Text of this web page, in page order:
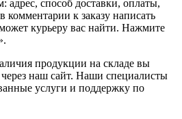
адрес, способ доставки, оплаты,
комментарии к заказу написать
курьеру вас найти. Нажмите
продукции на складе вы
через наш сайт. Наши специалисты
услуги и поддержку по